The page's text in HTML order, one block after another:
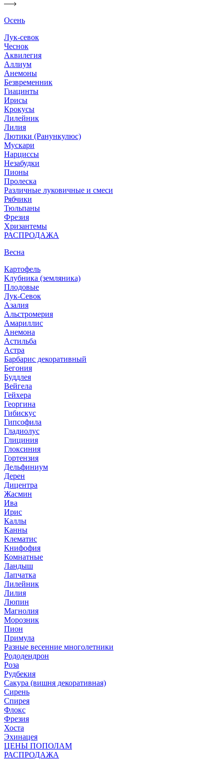
Осень
Лук-севок
Чеснок
Аквилегия
Аллиум
Анемоны
Безвременник
Гиацинты
Ирисы
Крокусы
Лилейник
Лилия
Лютики (Ранункулюс)
Мускари
Нарцисcы
Незабудки
Пионы
Пролеска
Различные луковичные и смеси
Рябчики
Тюльпаны
Фрезия
Хризантемы
РАСПРОДАЖА
Весна
Картофель
Клубника (земляника)
Плодовые
Лук-Севок
Азалия
Альстромерия
Амариллис
Анемона
Астильба
Астра
Барбарис декоративный
Бегония
Буддлея
Вейгела
Гейхера
Георгина
Гибискус
Гипсофила
Гладиолус
Глициния
Глоксиния
Гортензия
Дельфиниум
Дерен
Дицентра
Жасмин
Ива
Ирис
Каллы
Канны
Клематис
Книфофия
Комнатные
Ландыш
Лапчатка
Лилейник
Лилия
Люпин
Магнолия
Морозник
Пион
Примула
Разные весенние многолетники
Рододендрон
Роза
Рудбекия
Сакура (вишня декоративная)
Сирень
Спирея
Флокс
Фрезия
Хоста
Эхинацея
ЦЕНЫ ПОПОЛАМ
РАСПРОДАЖА